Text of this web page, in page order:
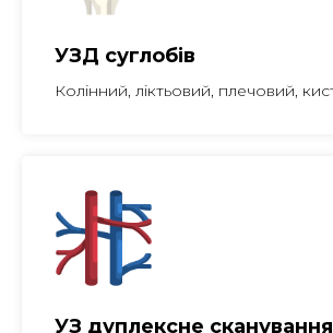
УЗД суглобів
Колінний, ліктьовий, плечовий,
УЗ дуплексне сканування